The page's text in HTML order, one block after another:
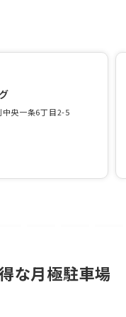
央一条6丁目2-5
な月極駐車場